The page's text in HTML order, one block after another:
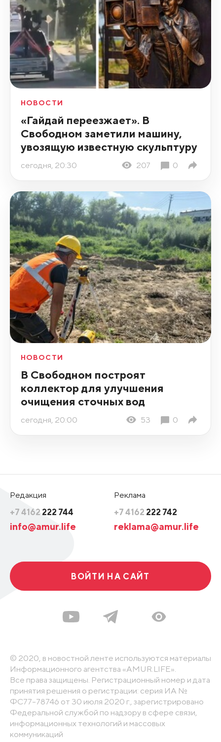
НОВОСТИ
«Гайдай переезжает». В
Свободном заметили машину,
увозящую известную скульптуру
сегодня, 20:30 207 0
НОВОСТИ
В Свободном построят
коллектор для улучшения
очищения сточных вод
сегодня, 20:00 53 0
Редакция
+7 4162 222 744
info@amur.life
Реклама
+7 4162 222 742
reklama@amur.life
ВОЙТИ НА САЙТ
© 2020, в новостной ленте используются материалы
Информационного агентства «AMUR.LIFE».
Все права защищены. Регистрационный номер и дата
принятия решения о регистрации: серия ИА №
ФС77-78746 от 30 июля 2020 г., зарегистрировано
Федеральной службой по надзору в сфере связи,
информационных технологий и массовых
коммуникаций